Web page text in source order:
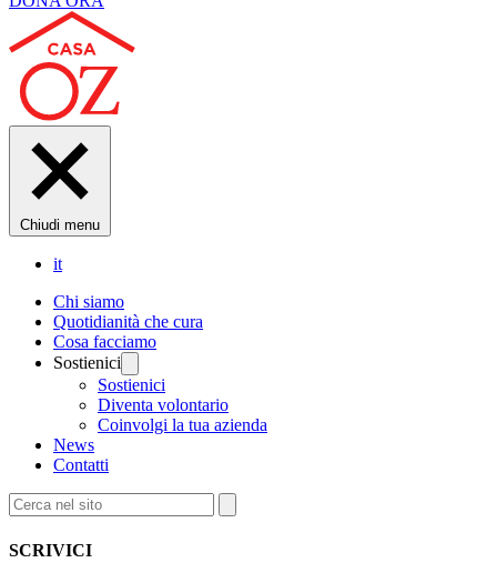
Chiudi menu
it
Chi siamo
Quotidianità che cura
Cosa facciamo
Sostienici
Sostienici
Diventa volontario
Coinvolgi la tua azienda
News
Contatti
SCRIVICI